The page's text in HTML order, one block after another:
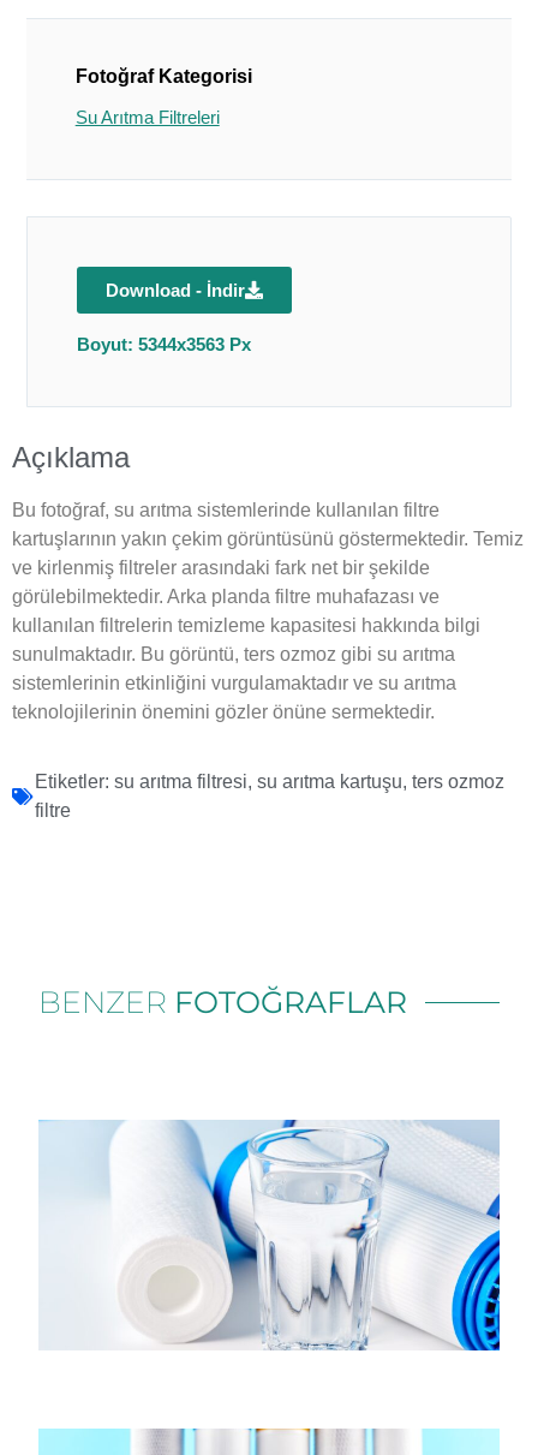
Fotoğraf Kategorisi
Su Arıtma Filtreleri
Download - İndir
Boyut: 5344x3563 Px
Açıklama
Bu fotoğraf, su arıtma sistemlerinde kullanılan filtre
kartuşlarının yakın çekim görüntüsünü göstermektedir. Temiz
ve kirlenmiş filtreler arasındaki fark net bir şekilde
görülebilmektedir. Arka planda filtre muhafazası ve
kullanılan filtrelerin temizleme kapasitesi hakkında bilgi
sunulmaktadır. Bu görüntü, ters ozmoz gibi su arıtma
sistemlerinin etkinliğini vurgulamaktadır ve su arıtma
teknolojilerinin önemini gözler önüne sermektedir.
Etiketler: su arıtma filtresi, su arıtma kartuşu, ters ozmoz
filtre
BENZER FOTOĞRAFLAR